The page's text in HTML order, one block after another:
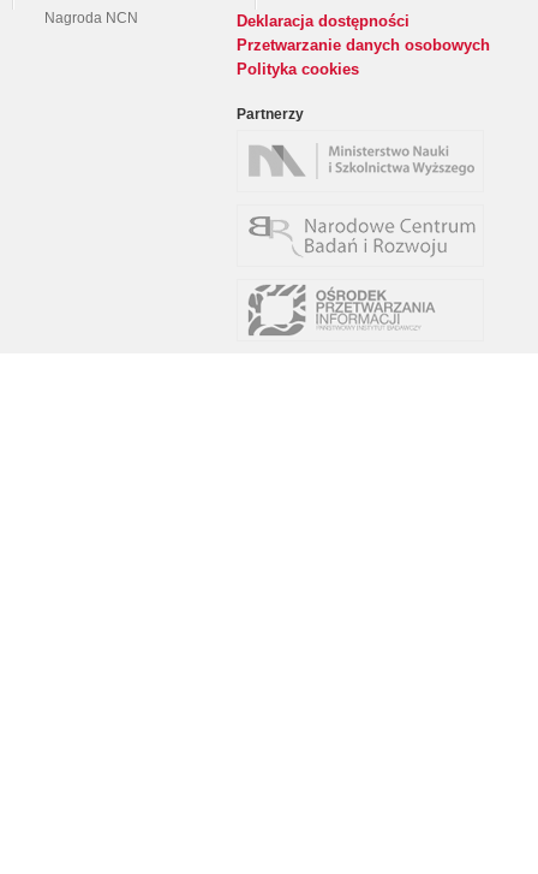
Nagroda NCN
Deklaracja dostępności
Przetwarzanie danych osobowych
Polityka cookies
Partnerzy